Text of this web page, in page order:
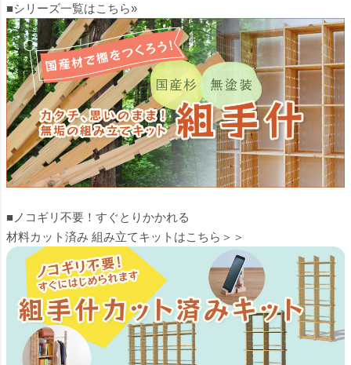
■シリーズ一覧はこちら»
■ノコギリ不要！すぐとりかかれる
材料カット済み 組み立てキットはこちら＞＞